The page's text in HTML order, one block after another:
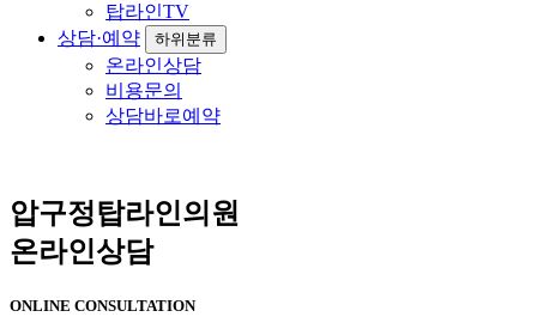
탑라인TV
상담·예약
하위분류
온라인상담
비용문의
상담바로예약
압구정탑라인의원
온라인상담
ONLINE CONSULTATION